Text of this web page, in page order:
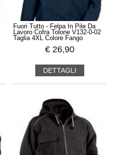
Fuori Tutto - Felpa In Pile Da
Lavoro Cofra Tolone V132-0-02
Taglia 4XL Colore Fango
€ 26,90
DETTAGLI